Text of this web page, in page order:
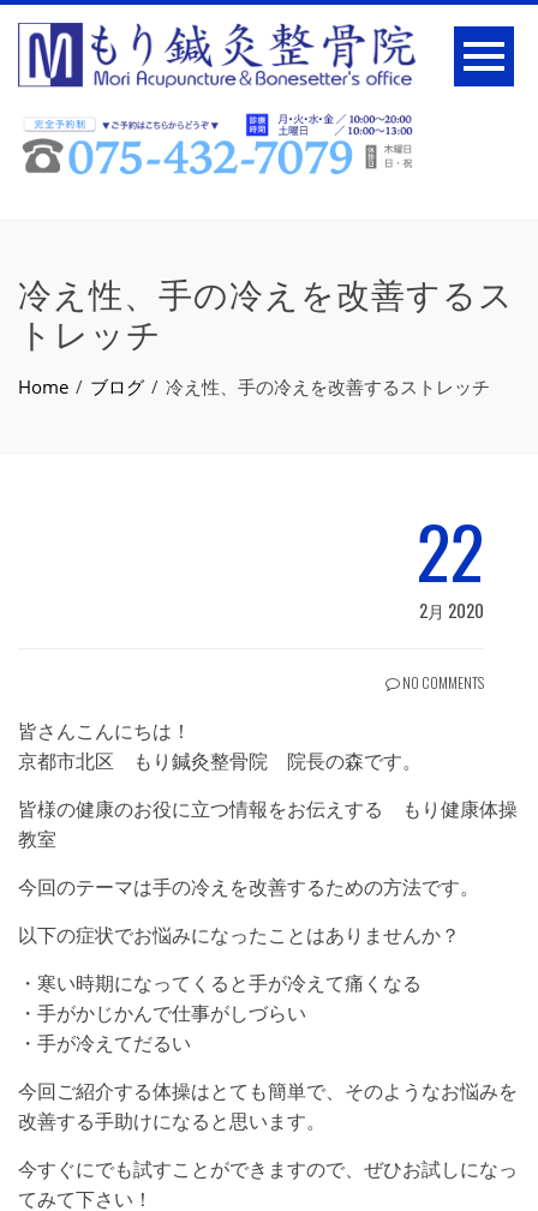
冷え性、手の冷えを改善するス
トレッチ
Home ブログ 冷え性、手の冷えを改善するストレッチ
22
2月 2020
NO COMMENTS
皆さんこんにちは！
京都市北区 もり鍼灸整骨院 院長の森です。
皆様の健康のお役に立つ情報をお伝えする もり健康体操
教室
今回のテーマは手の冷えを改善するための方法です。
以下の症状でお悩みになったことはありませんか？
・寒い時期になってくると手が冷えて痛くなる
・手がかじかんで仕事がしづらい
・手が冷えてだるい
今回ご紹介する体操はとても簡単で、そのようなお悩みを
改善する手助けになると思います。
今すぐにでも試すことができますので、ぜひお試しになっ
てみて下さい！